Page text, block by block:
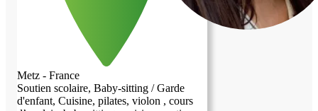
Metz - France
Soutien scolaire, Baby-sitting / Garde
d'enfant, Cuisine, pilates, violon , cours